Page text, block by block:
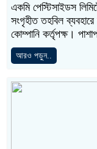
একমি পেস্টিসাইডস
সংগৃহীত তহবিল
কোম্পানি কর্তৃপক্ষ।
আরও পড়ুন..